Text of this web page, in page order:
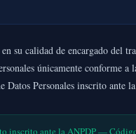
su calidad de encargado del
únicamente conforme
Datos Personales inscrito ante
inscrito ante la ANPDP —